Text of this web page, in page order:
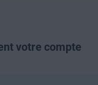
votre compte